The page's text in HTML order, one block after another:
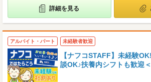
詳細を見る
アルバイト・パート 未経験者歓迎
【ナフコSTAFF】未経験
談OK♪扶養内シフトも歓迎